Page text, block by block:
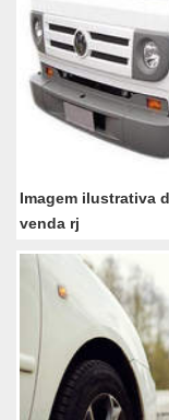
Imagem ilustrativa
venda rj